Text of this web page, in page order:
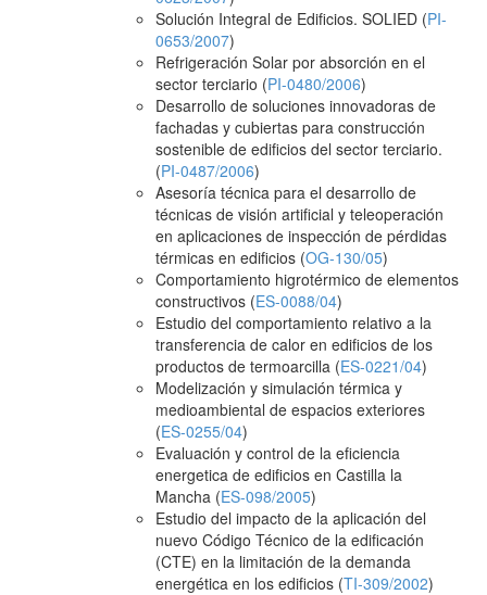
Solución Integral de Edificios. SOLIED (PI-
0653/2007)
Refrigeración Solar por absorción en el
sector terciario (PI-0480/2006)
Desarrollo de soluciones innovadoras de
fachadas y cubiertas para construcción
sostenible de edificios del sector terciario.
(PI-0487/2006)
Asesoría técnica para el desarrollo de
técnicas de visión artificial y teleoperación
en aplicaciones de inspección de pérdidas
térmicas en edificios (OG-130/05)
Comportamiento higrotérmico de elementos
constructivos (ES-0088/04)
Estudio del comportamiento relativo a la
transferencia de calor en edificios de los
productos de termoarcilla (ES-0221/04)
Modelización y simulación térmica y
medioambiental de espacios exteriores
(ES-0255/04)
Evaluación y control de la eficiencia
energetica de edificios en Castilla la
Mancha (ES-098/2005)
Estudio del impacto de la aplicación del
nuevo Código Técnico de la edificación
(CTE) en la limitación de la demanda
energética en los edificios (TI-309/2002)